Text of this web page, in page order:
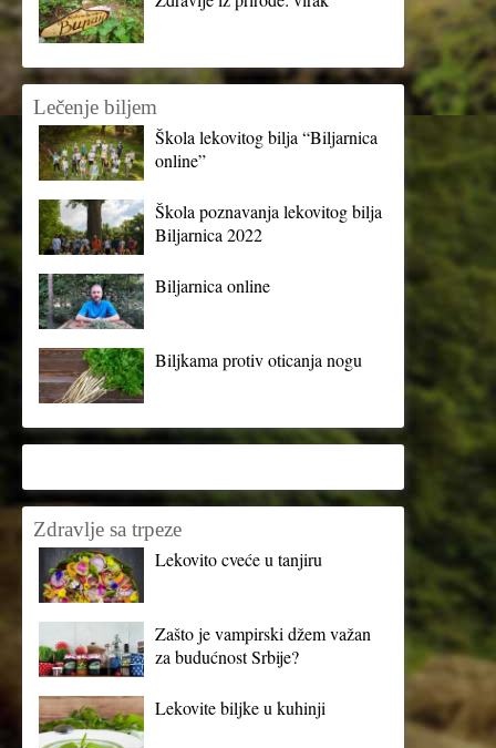
Lečenje biljem
Škola lekovitog bilja “Biljarnica
online”
Škola poznavanja lekovitog bilja
Biljarnica 2022
Biljarnica online
Biljkama protiv oticanja nogu
Zdravlje sa trpeze
Lekovito cveće u tanjiru
Zašto je vampirski džem važan
za budućnost Srbije?
Lekovite biljke u kuhinji